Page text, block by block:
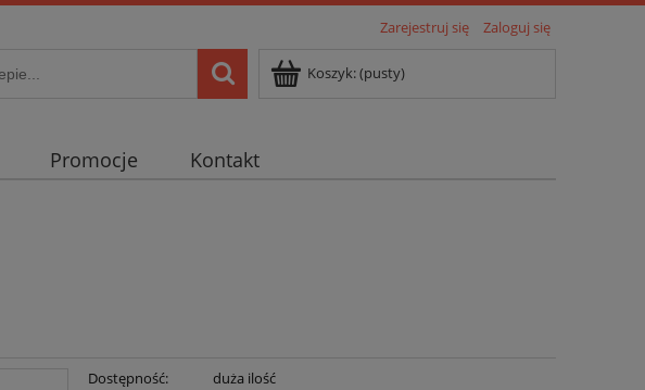
Zarejestruj się Zaloguj się
Koszyk:(pusty)
Promocje Kontakt
Dostępność:
duża ilość